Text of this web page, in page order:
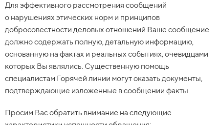
Для эффективного рассмотрения сообщений
о нарушениях этических норм и принципов
добросовестности деловых отношений Ваше сообщение
должно содержать полную, детальную информацию,
основанную на фактах и реальных событиях, очевидцами
которых Вы являлись. Существенную помощь
специалистам Горячей линии могут оказать документы,
подтверждающие изложенные всообщении факты.
Просим Вас обратить внимание на следующие